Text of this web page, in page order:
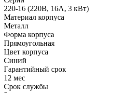
220-16 (220В, 16А, 3 кВт)
Материал корпуса
Металл
Форма корпуса
Прямоугольная
Цвет корпуса
Синий
Гарантийный срок
12 мес
Срок службы